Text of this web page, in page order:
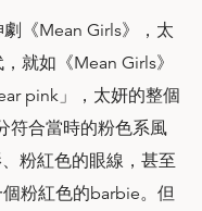
《Mean Girls》，太
就如《Mean Girls》
pink」，太妍的整個
符合當時的粉色系風
粉紅色的眼線，甚至
粉紅色的barbie。但